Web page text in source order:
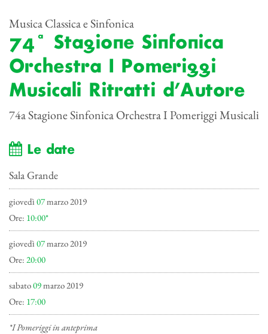
Musica Classica e Sinfonica
74ª Stagione Sinfonica
Orchestra I Pomeriggi
Musicali Ritratti d’Autore
74a Stagione Sinfonica Orchestra I Pomeriggi Musicali
Le date
Sala Grande
giovedì 07marzo 2019
Ore: 10:00*
giovedì 07marzo 2019
Ore: 20:00
sabato09marzo 2019
Ore: 17:00
*I Pomeriggi in anteprima